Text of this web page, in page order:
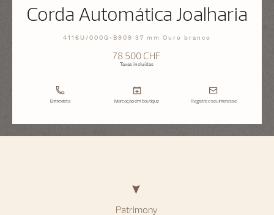
Corda Automática Joalharia
4116U/000G-B909 37 mm Ouro branco
78 500 CHF
Taxas incluídas
Entrevista Marcação em boutique Registre o seu interesse
Patrimony